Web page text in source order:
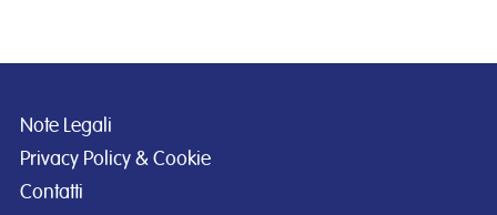
Note Legali
Privacy Policy & Cookie
Contatti